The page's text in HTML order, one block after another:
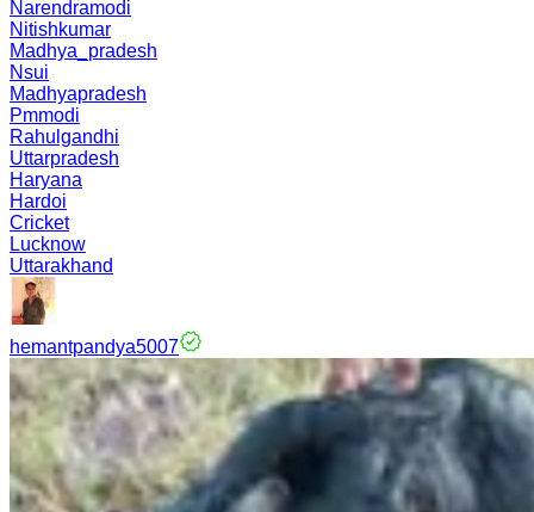
Narendramodi
Nitishkumar
Madhya_pradesh
Nsui
Madhyapradesh
Pmmodi
Rahulgandhi
Uttarpradesh
Haryana
Hardoi
Cricket
Lucknow
Uttarakhand
hemantpandya5007